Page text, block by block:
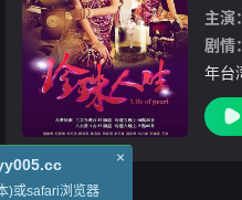
傅小芸 潘奕如 江俊翰 阮氏翠恒
主演：
剧情：
年台
纪宝
由纪
×
)或safari浏览器